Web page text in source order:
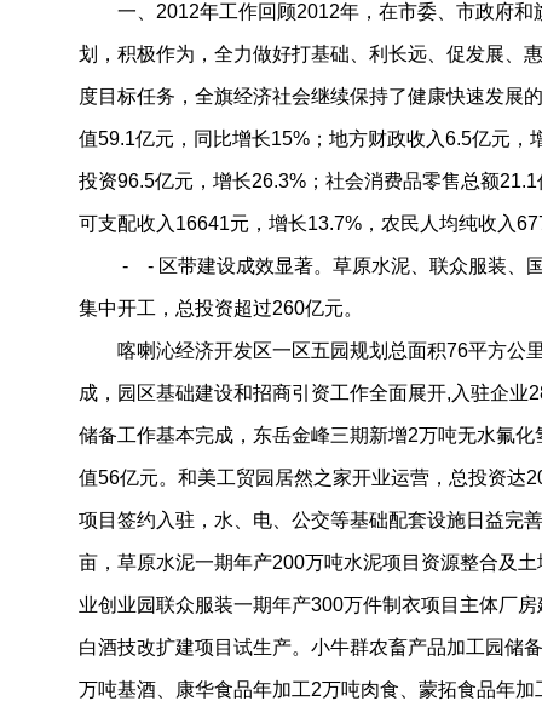
一、2012年工作回顾2012年，在市委、市政府和
划，积极作为，全力做好打基础、利长远、促发展、
度目标任务，全旗经济社会继续保持了健康快速发展
值59.1亿元，同比增长15%；地方财政收入6.5亿元，
投资96.5亿元，增长26.3%；社会消费品零售总额
可支配收入16641元，增长13.7%，农民人均纯收入
- - 区带建设成效显著。草原水泥、联众服装、国
集中开工，总投资超过260亿元。
喀喇沁经济开发区一区五园规划总面积76平方公
成，园区基础建设和招商引资工作全面展开,入驻企业
储备工作基本完成，东岳金峰三期新增2万吨无水氟
值56亿元。和美工贸园居然之家开业运营，总投资达
项目签约入驻，水、电、公交等基础配套设施日益完
亩，草原水泥一期年产200万吨水泥项目资源整合及
业创业园联众服装一期年产300万件制衣项目主体厂
白酒技改扩建项目试生产。小牛群农畜产品加工园储
万吨基酒、康华食品年加工2万吨肉食、蒙拓食品年